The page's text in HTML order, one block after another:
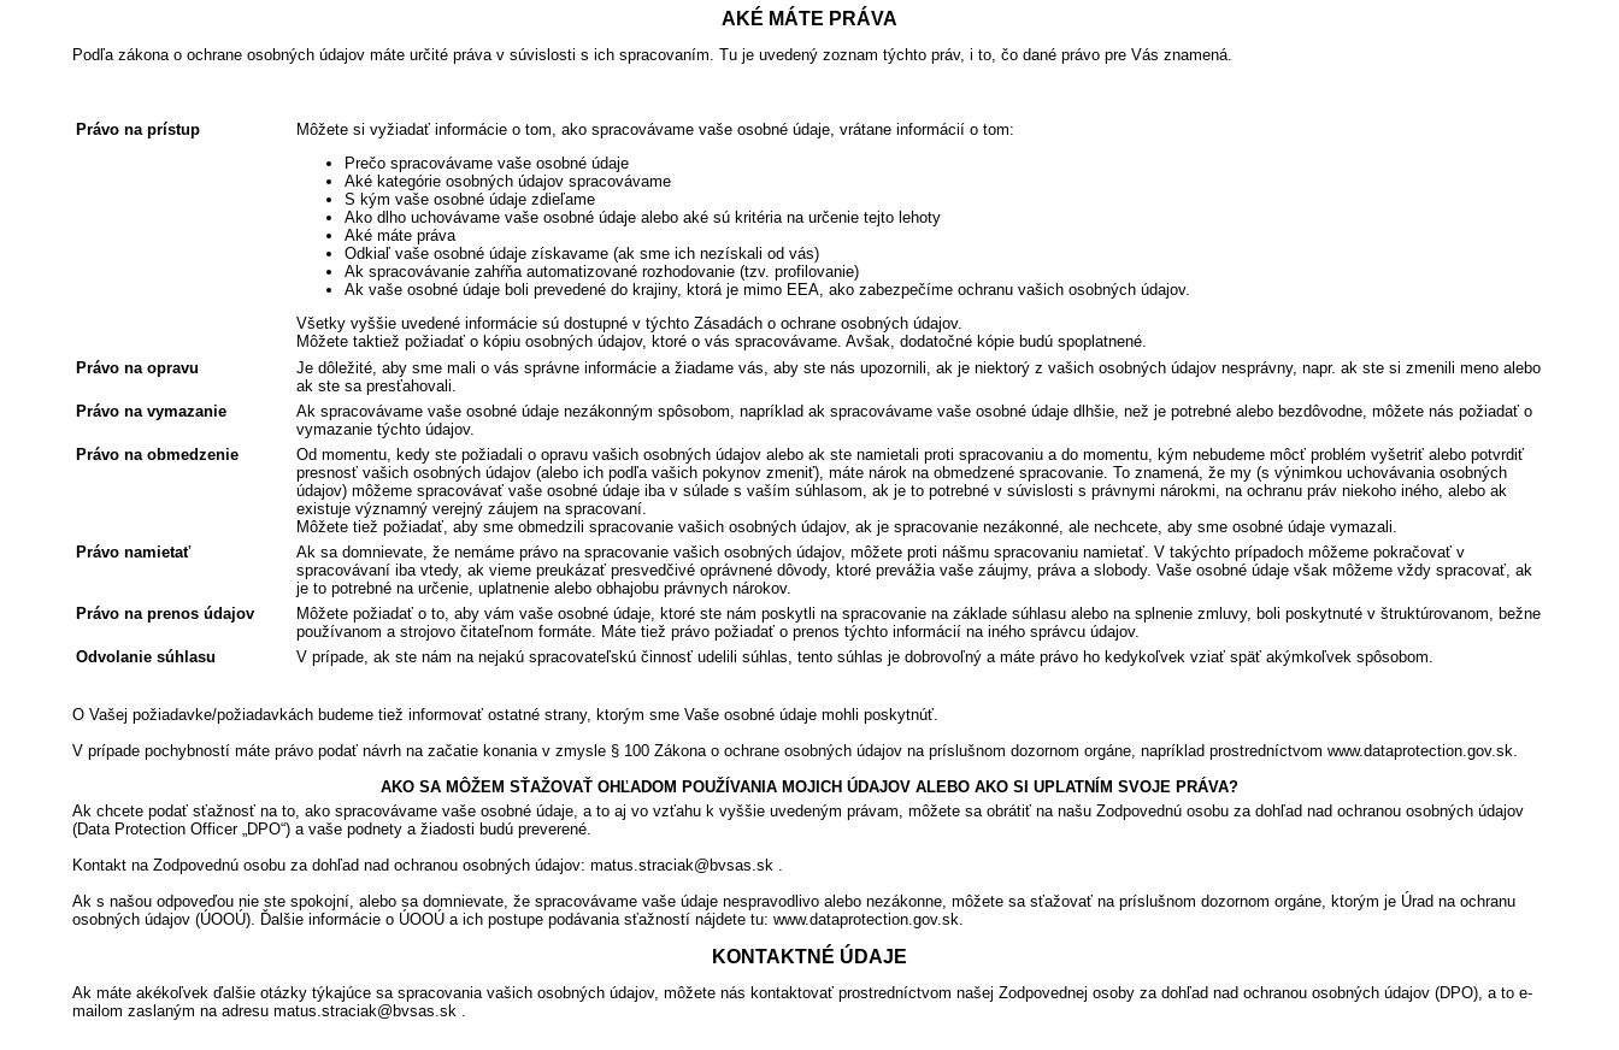
AKÉ MÁTE PRÁVA
Podľa zákona o ochrane osobných údajov máte určité práva v súvislosti s ich spracovaním. Tu je uvedený zoznam týchto práv, i to, čo dané právo pre Vás znamená.
Právo na prístup
Môžete si vyžiadať informácie o tom, ako spracovávame vaše osobné údaje, vrátane informácií o tom:
Prečo spracovávame vaše osobné údaje
Aké kategórie osobných údajov spracovávame
S kým vaše osobné údaje zdieľame
Ako dlho uchovávame vaše osobné údaje alebo aké sú kritéria na určenie tejto lehoty
Aké máte práva
Odkiaľ vaše osobné údaje získavame (ak sme ich nezískali od vás)
Ak spracovávanie zahŕňa automatizované rozhodovanie (tzv. profilovanie)
Ak vaše osobné údaje boli prevedené do krajiny, ktorá je mimo EEA, ako zabezpečíme ochranu vašich osobných údajov.
Všetky vyššie uvedené informácie sú dostupné v týchto Zásadách o ochrane osobných údajov.
Môžete taktiež požiadať o kópiu osobných údajov, ktoré o vás spracovávame. Avšak, dodatočné kópie budú spoplatnené.
Právo na opravu
Je dôležité, aby sme mali o vás správne informácie a žiadame vás, aby ste nás upozornili, ak je niektorý z vašich osobných údajov nesprávny, napr. ak ste si zmenili meno alebo
ak ste sa presťahovali.
Právo na vymazanie
Ak spracovávame vaše osobné údaje nezákonným spôsobom, napríklad ak spracovávame vaše osobné údaje dlhšie, než je potrebné alebo bezdôvodne, môžete nás požiadať o
vymazanie týchto údajov.
Právo na obmedzenie
Od momentu, kedy ste požiadali o opravu vašich osobných údajov alebo ak ste namietali proti spracovaniu a do momentu, kým nebudeme môcť problém vyšetriť alebo potvrdiť
presnosť vašich osobných údajov (alebo ich podľa vašich pokynov zmeniť), máte nárok na obmedzené spracovanie. To znamená, že my (s výnimkou uchovávania osobných
údajov) môžeme spracovávať vaše osobné údaje iba v súlade s vaším súhlasom, ak je to potrebné v súvislosti s právnymi nárokmi, na ochranu práv niekoho iného, alebo ak
existuje významný verejný záujem na spracovaní.
Môžete tiež požiadať, aby sme obmedzili spracovanie vašich osobných údajov, ak je spracovanie nezákonné, ale nechcete, aby sme osobné údaje vymazali.
Právo namietať
Ak sa domnievate, že nemáme právo na spracovanie vašich osobných údajov, môžete proti nášmu spracovaniu namietať. V takýchto prípadoch môžeme pokračovať v
spracovávaní iba vtedy, ak vieme preukázať presvedčivé oprávnené dôvody, ktoré prevážia vaše záujmy, práva a slobody. Vaše osobné údaje však môžeme vždy spracovať, ak
je to potrebné na určenie, uplatnenie alebo obhajobu právnych nárokov.
Právo na prenos údajov
Môžete požiadať o to, aby vám vaše osobné údaje, ktoré ste nám poskytli na spracovanie na základe súhlasu alebo na splnenie zmluvy, boli poskytnuté v štruktúrovanom, bežne
používanom a strojovo čitateľnom formáte. Máte tiež právo požiadať o prenos týchto informácií na iného správcu údajov.
Odvolanie súhlasu
V prípade, ak ste nám na nejakú spracovateľskú činnosť udelili súhlas, tento súhlas je dobrovoľný a máte právo ho kedykoľvek vziať späť akýmkoľvek spôsobom.
O Vašej požiadavke/požiadavkách budeme tiež informovať ostatné strany, ktorým sme Vaše osobné údaje mohli poskytnúť.
V prípade pochybností máte právo podať návrh na začatie konania v zmysle § 100 Zákona o ochrane osobných údajov na príslušnom dozornom orgáne, napríklad prostredníctvom www.dataprotection.gov.sk.
AKO SA MÔŽEM SŤAŽOVAŤ OHĽADOM POUŽÍVANIA MOJICH ÚDAJOV ALEBO AKO SI UPLATNÍM SVOJE PRÁVA?
Ak chcete podať sťažnosť na to, ako spracovávame vaše osobné údaje, a to aj vo vzťahu k vyššie uvedeným právam, môžete sa obrátiť na našu Zodpovednú osobu za dohľad nad ochranou osobných údajov
(Data Protection Officer „DPO“) a vaše podnety a žiadosti budú preverené.
Kontakt na Zodpovednú osobu za dohľad nad ochranou osobných údajov: matus.straciak@bvsas.sk .
Ak s našou odpoveďou nie ste spokojní, alebo sa domnievate, že spracovávame vaše údaje nespravodlivo alebo nezákonne, môžete sa sťažovať na príslušnom dozornom orgáne, ktorým je Úrad na ochranu
osobných údajov (ÚOOÚ). Ďalšie informácie o ÚOOÚ a ich postupe podávania sťažností nájdete tu: www.dataprotection.gov.sk.
KONTAKTNÉ ÚDAJE
Ak máte akékoľvek ďalšie otázky týkajúce sa spracovania vašich osobných údajov, môžete nás kontaktovať prostredníctvom našej Zodpovednej osoby za dohľad nad ochranou osobných údajov (DPO), a to e-
mailom zaslaným na adresu matus.straciak@bvsas.sk .